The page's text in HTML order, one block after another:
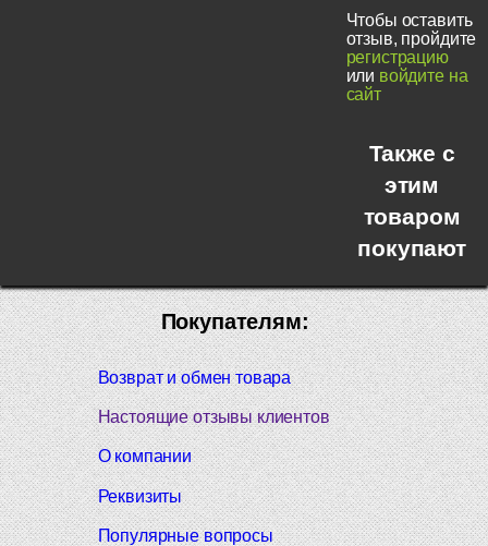
Чтобы оставить
отзыв, пройдите
регистрацию
или войдите на
сайт
Также с
этим
товаром
покупают
Покупателям:
Возврат и обмен товара
Настоящие отзывы клиентов
О компании
Реквизиты
Популярные вопросы